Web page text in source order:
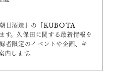
日酒造」の「KUBOTA
。久保田に関する最新情報を
者限定のイベントや企画、キ
します。